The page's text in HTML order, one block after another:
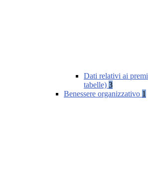
Dati relativi ai
tabelle) 3
Benessere organizzativo 1